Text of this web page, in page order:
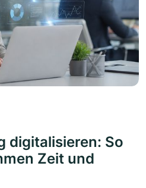
digitalisieren: So
Zeit und